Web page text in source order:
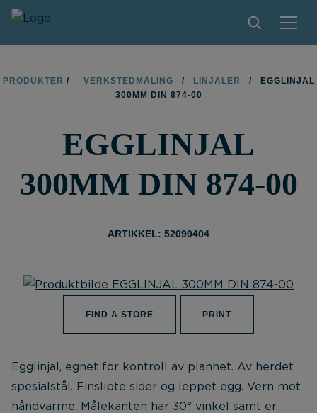
PRODUKTER
BLI FORHANDLER
OM LIMIT
NEDLASTINGER
PRODUKTER / VERKSTEDMÅLING / LINJALER /
EGGLINJAL
300MM DIN 874-00
EGGLINJAL
300MM DIN 874-00
ARTIKKEL: 52090404
FIND A STORE PRINT
Egglinjal, egnet for kontroll av planhet. Av herdet
spesialstål. Finslipte sider og leppet egg. Vern mot
håndvarme. Målekanten har 30° vinkel samt er